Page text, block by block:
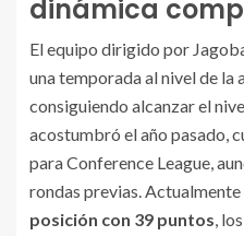
dinámica
El equipo dirigido por
una temporada al nivel de la
consiguiendo alcanzar el
acostumbró el año pasado,
para Conference League,
rondas previas. Actualmente
posición con 39 puntos,